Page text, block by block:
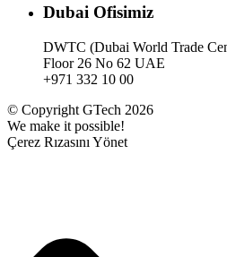
Dubai Ofisimiz
DWTC (Dubai World Trade
Floor 26 No 62 UAE
+971 332 10 00
© Copyright GTech 2026
We make it possible!
Çerez Rızasını Yönet